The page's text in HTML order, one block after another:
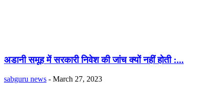
अडानी समूह में सरकारी निवेश की जांच क्यों नहीं होती :...
sabguru news - March 27, 2023